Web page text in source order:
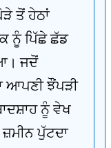
ਤੋਂ ਹੇਠਾਂ
ਨੂੰ ਪਿੱਛੇ ਛੱਡ
ਜਦੋਂ
ਆਪਣੀ ਝੌਂਪੜੀ
ਨੂੰ ਵੇਖ
ਪੁੱਟਦਾ